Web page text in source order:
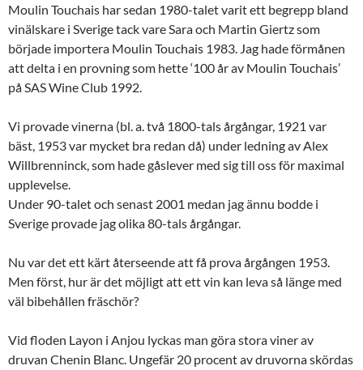
Moulin Touchais har sedan 1980-talet varit ett begrepp bland
vinälskare i Sverige tack vare Sara och Martin Giertz som
började importera Moulin Touchais 1983. Jag hade förmånen
att delta i en provning som hette ‘100 år av Moulin Touchais’
på SAS Wine Club 1992.
Vi provade vinerna (bl. a. två 1800-tals årgångar, 1921 var
bäst, 1953 var mycket bra redan då) under ledning av Alex
Willbrenninck, som hade gåslever med sig till oss för maximal
upplevelse.
Under 90-talet och senast 2001 medan jag ännu bodde i
Sverige provade jag olika 80-tals årgångar.
Nu var det ett kärt återseende att få prova årgången 1953.
Men först, hur är det möjligt att ett vin kan leva så länge med
väl bibehållen fräschör?
Vid floden Layon i Anjou lyckas man göra stora viner av
druvan Chenin Blanc. Ungefär 20 procent av druvorna skördas